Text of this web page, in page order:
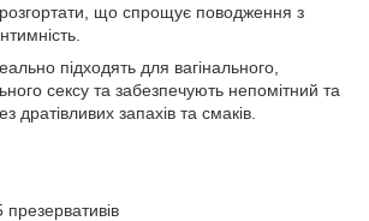
що спрощує поводження з
підходять для вагінального,
сексу та забезпечують непомітний та
дратівливих запахів та смаків.
презервативів